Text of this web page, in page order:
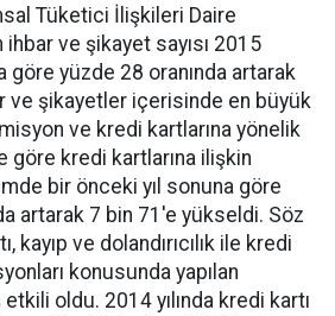
Tüketici İlişkileri Daire
ihbar ve şikayet sayısı 2015
göre yüzde 28 oranında artarak
ve şikayetler içerisinde en büyük
ve kredi kartlarına yönelik
göre kredi kartlarına ilişkin
bir önceki yıl sonuna göre
artarak 7 bin 71'e yükseldi. Söz
kayıp ve dolandırıcılık ile kredi
konusunda yapılan
oldu. 2014 yılında kredi kartı